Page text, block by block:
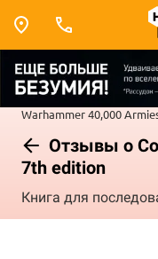
Warhammer 40,000
Отзывы о
7th edition
Книга для